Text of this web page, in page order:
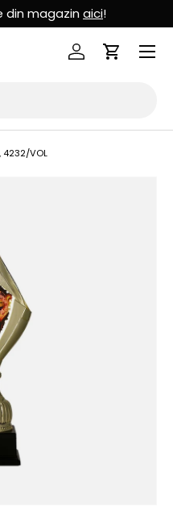
din magazin aici!
Logheaza-te
Cos de
VOL